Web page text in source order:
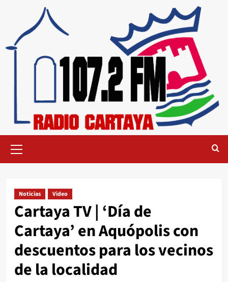
Noticias Video
Cartaya TV | ‘Día de
Cartaya’ en Aquópolis con
descuentos para los vecinos
de la localidad